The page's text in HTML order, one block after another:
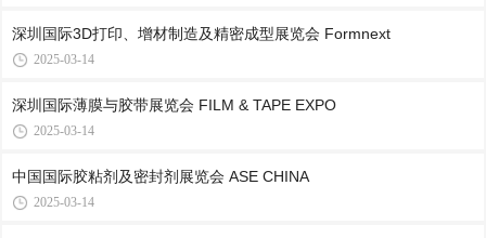
深圳国际3D打印、增材制造及精密成型展览会 Formnext
2025-03-14
深圳国际薄膜与胶带展览会 FILM & TAPE EXPO
2025-03-14
中国国际胶粘剂及密封剂展览会 ASE CHINA
2025-03-14